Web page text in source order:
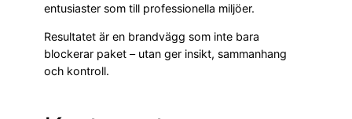
entusiaster som till professionella miljöer.
Resultatet är en brandvägg som inte bara
blockerar paket – utan ger insikt, sammanhang
och kontroll.